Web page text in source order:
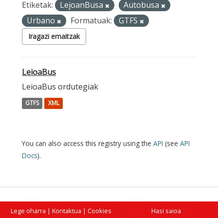
Etiketak: LejoanBusa
Autobusa
Urbano
Formatuak: GTFS
Iragazi emaitzak
LeioaBus
LeioaBus ordutegiak
GTFS XML
You can also access this registry using the API (see API
Docs).
Lege oharra | Kontaktua | Cookies Hasi saioa